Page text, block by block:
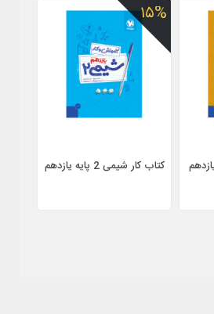
۱۵%
کتاب کار شیمی 2 پایه یازدهم